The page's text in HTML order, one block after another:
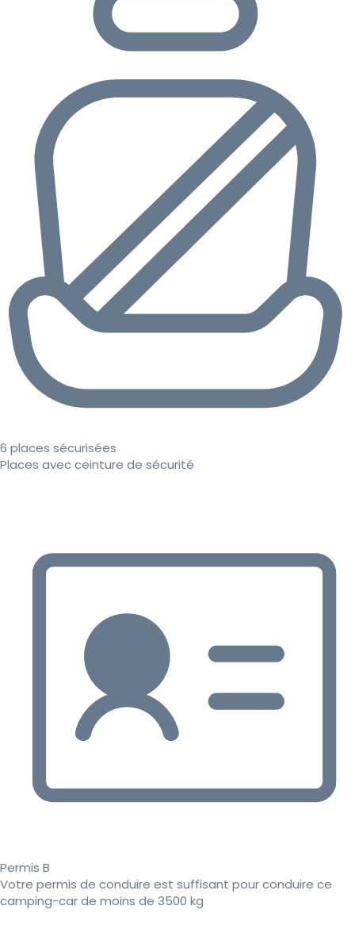
6 places sécurisées
Places avec ceinture de sécurité
Permis B
Votre permis de conduire est suffisant pour conduire ce
camping-car de moins de 3500 kg